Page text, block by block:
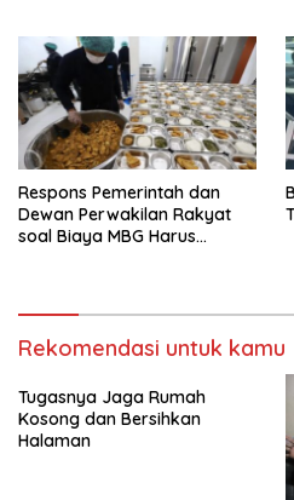
Respons Pemerintah dan
Dewan Perwakilan Rakyat
soal Biaya MBG Harus
Rekomendasi untuk kamu
Tugasnya Jaga Rumah
Kosong dan Bersihkan
Halaman